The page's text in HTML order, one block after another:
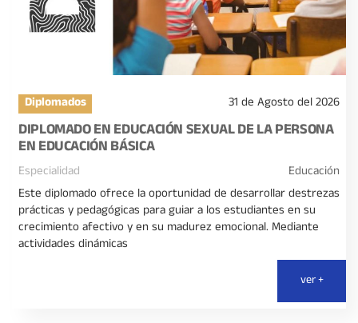
Diplomados 31 de Agosto del 2026
DIPLOMADO EN EDUCACIÓN SEXUAL DE LA PERSONA
EN EDUCACIÓN BÁSICA
Especialidad
Educación
Este diplomado ofrece la oportunidad de desarrollar destrezas
prácticas y pedagógicas para guiar a los estudiantes en su
crecimiento afectivo y en su madurez emocional. Mediante
actividades dinámicas
ver +